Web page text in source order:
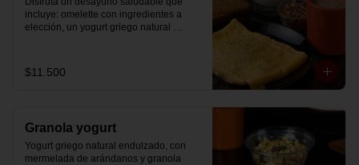
incluye: omelette con ingredientes a
elección, un yogurt griego natural
Breakfast y granola (endulzada con
miel), más un café o té a elección y un
$11.500
Granola yogurt
Yogurt griego natural endulzado, con
mermelada de arándanos y granola